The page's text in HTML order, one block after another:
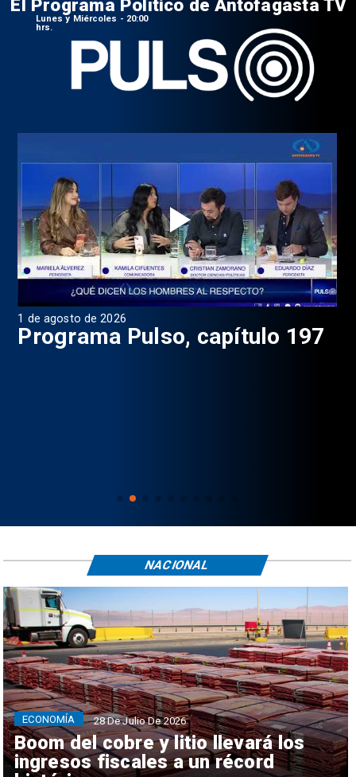
1 de agosto de 2026
Programa Pulso, capítulo 197
El Programa Político de Antofagasta TV
Lunes y Miércoles - 20:00
hrs.
Boom del cobre y litio llevará los
ingresos fiscales a un récord
ECONOMÍA 28 De Julio De 2026
NACIONAL